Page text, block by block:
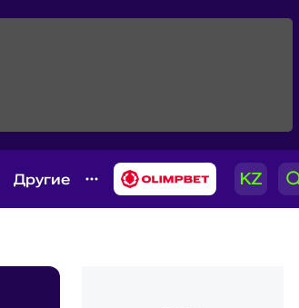
Другие